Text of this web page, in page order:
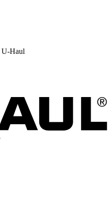
U-Haul